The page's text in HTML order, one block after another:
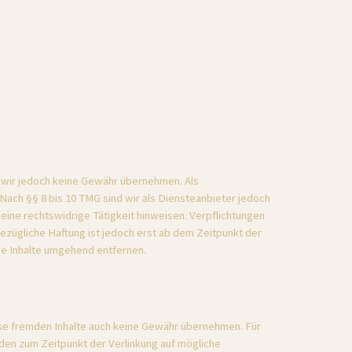
jedoch keine Gewähr übernehmen. Als
§§ 8 bis 10 TMG sind wir als Diensteanbieter jedoch
rechtswidrige Tätigkeit hinweisen. Verpflichtungen
Haftung ist jedoch erst ab dem Zeitpunkt der
Inhalte umgehend entfernen.
Inhalte auch keine Gewähr übernehmen. Für
zum Zeitpunkt der Verlinkung auf mögliche